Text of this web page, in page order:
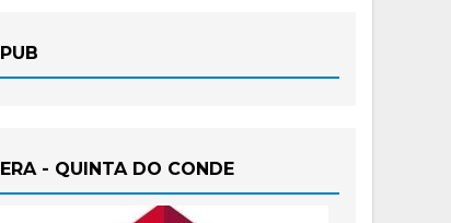
PUB
ERA - QUINTA DO CONDE